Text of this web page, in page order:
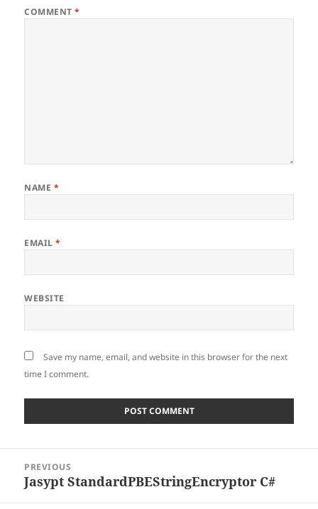
COMMENT*
NAME *
EMAIL*
WEBSITE
Save my name, email, and website in this browser for the next
time I comment.
navigation
PREVIOUS
Previous
Jasypt StandardPBEStringEncryptor C#